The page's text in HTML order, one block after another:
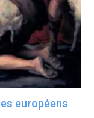
européens